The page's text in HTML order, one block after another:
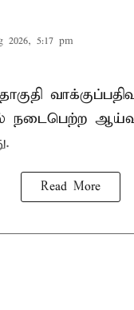
2026, 5:17 pm
நடைபெற்ற
Read More